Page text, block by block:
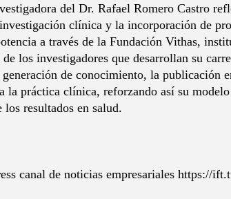
del Dr. Rafael Romero Castro
clínica y la incorporación de
a través de la Fundación Vithas,
los investigadores que desarrollan su
de conocimiento, la publicación
la práctica clínica, reforzando así su
los resultados en salud.
canal de noticias empresariales https://